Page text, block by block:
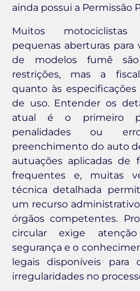
ainda possui a Permissão
Muitos
pequenas aberturas para
de modelos fumê
restrições, mas a
quanto às
de uso. Entender os
atual é o primeiro
penalidades ou
preenchimento do auto
autuações aplicadas de
frequentes e, muitas
técnica detalhada
um recurso
órgãos competentes.
circular exige
segurança e o
legais disponíveis para
irregularidades no